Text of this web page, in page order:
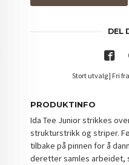
DEL
Stort utvalg | Fri
PRODUKTINFO
Ida Tee Junior strikkes
strukturstrikk og striper.
tilbake på pinnen for å
deretter samles